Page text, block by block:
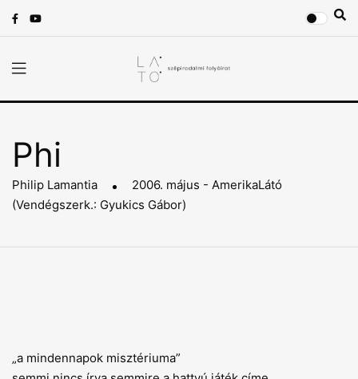
Phi
Philip Lamantia
2006. május - AmerikaLátó
(Vendégszerk.: Gyukics Gábor)
„a mindennapok misztériuma”